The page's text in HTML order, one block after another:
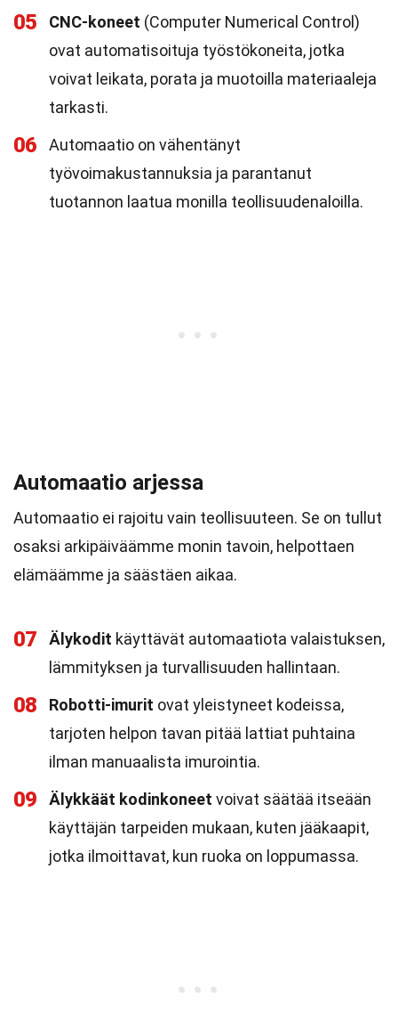
05 CNC-koneet (Computer Numerical Control)
ovat automatisoituja työstökoneita, jotka
voivat leikata, porata ja muotoilla materiaaleja
tarkasti.
06
Automaatio on vähentänyt
työvoimakustannuksia ja parantanut
tuotannon laatua monilla teollisuudenaloilla.
Automaatio arjessa
Automaatio ei rajoitu vain teollisuuteen. Se on tullut
osaksi arkipäiväämme monin tavoin, helpottaen
elämäämme ja säästäen aikaa.
07 Älykodit käyttävät automaatiota valaistuksen,
lämmityksen ja turvallisuuden hallintaan.
08 Robotti-imurit ovat yleistyneet kodeissa,
tarjoten helpon tavan pitää lattiat puhtaina
ilman manuaalista imurointia.
09 Älykkäät kodinkoneet voivat säätää itseään
käyttäjän tarpeiden mukaan, kuten jääkaapit,
jotka ilmoittavat, kun ruoka on loppumassa.